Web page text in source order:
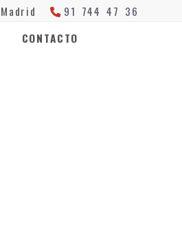
Madrid
91 744 47 36
CONTACTO